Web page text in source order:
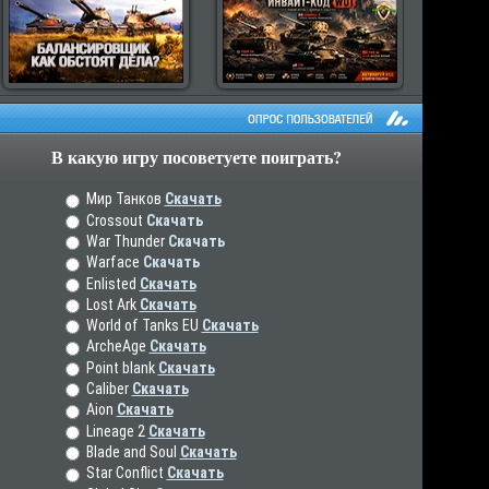
пользователей
В какую игру посоветуете поиграть?
Мир Танков Скачать
Crossout Скачать
War Thunder Скачать
Warface Скачать
Enlisted Скачать
Lost Ark Скачать
World of Tanks EU Скачать
ArcheAge Скачать
Point blank Скачать
Caliber Скачать
Aion Скачать
Lineage 2 Скачать
Blade and Soul Скачать
Star Conflict Скачать